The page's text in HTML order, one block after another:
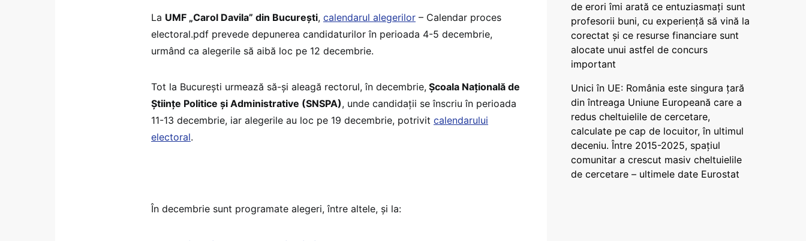
La UMF „Carol Davila” din București, calendarul alegerilor – Calendar proces
electoral.pdf prevede depunerea candidaturilor în perioada 4-5 decembrie,
urmând ca alegerile să aibă loc pe 12 decembrie.
Tot la București urmează să-și aleagă rectorul, în decembrie, Școala Națională de
Științe Politice și Administrative (SNSPA), unde candidații se înscriu în perioada
11-13 decembrie, iar alegerile au loc pe 19 decembrie, potrivit calendarului
electoral.
În decembrie sunt programate alegeri, între altele, și la:
de erori îmi arată ce entuziasmați sunt
profesorii buni, cu experiență să vină la
corectat și ce resurse financiare sunt
alocate unui astfel de concurs
important
Unici în UE: România este singura țară
din întreaga Uniune Europeană care a
redus cheltuielile de cercetare,
calculate pe cap de locuitor, în ultimul
deceniu. Între 2015-2025, spațiul
comunitar a crescut masiv cheltuielile
de cercetare – ultimele date Eurostat